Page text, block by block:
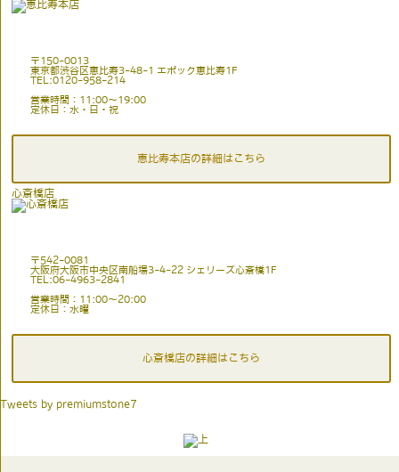
〒150-0013
東京都渋谷区恵比寿3-48-1 エポック恵比寿1F
TEL:0120-958-214
営業時間：11:00〜19:00
定休日：水・日・祝
恵比寿本店の詳細はこちら
心斎橋店
〒542-0081
大阪府大阪市中央区南船場3-4-22 シェリーズ心斎橋1F
TEL:06-4963-2841
営業時間：11:00〜20:00
定休日：水曜
心斎橋店の詳細はこちら
Tweets by premiumstone7